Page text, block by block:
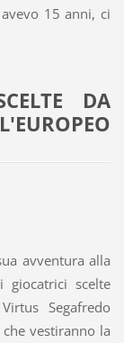
15 anni, ci
DA
avventura alla
giocatrici scelte
Segafredo
vestiranno la